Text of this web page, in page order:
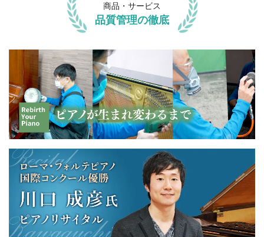
商品・サービス
品質管理の徹底